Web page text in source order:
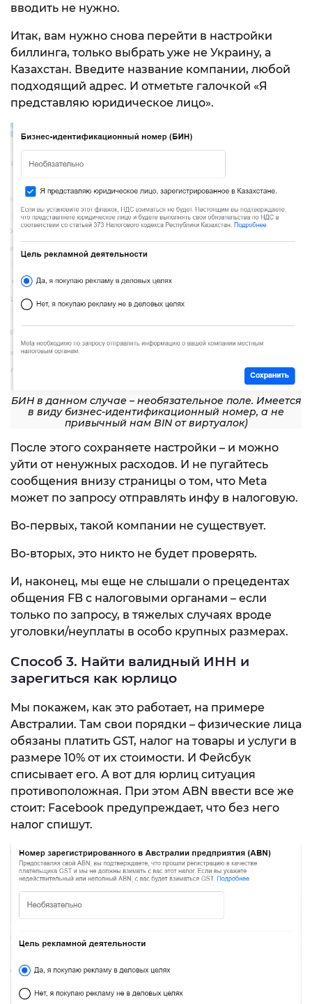
вводить не нужно.
Итак, вам нужно снова перейти в настройки
биллинга, только выбрать уже не Украину, а
Казахстан. Введите название компании, любой
подходящий адрес. И отметьте галочкой «Я
представляю юридическое лицо».
БИН в данном случае – необязательное поле. Имеется
в виду бизнес-идентификационный номер, а не
привычный нам BIN от виртуалок)
После этого сохраняете настройки – и можно
уйти от ненужных расходов. И не пугайтесь
сообщения внизу страницы о том, что Meta
может по запросу отправлять инфу в налоговую.
Во-первых, такой компании не существует.
Во-вторых, это никто не будет проверять.
И, наконец, мы еще не слышали о прецедентах
общения FB с налоговыми органами – если
только по запросу, в тяжелых случаях вроде
уголовки/неуплаты в особо крупных размерах.
Способ 3. Найти валидный ИНН и
зарегиться как юрлицо
Мы покажем, как это работает, на примере
Австралии. Там свои порядки – физические лица
обязаны платить GST, налог на товары и услуги в
размере 10% от их стоимости. И Фейсбук
списывает его. А вот для юрлиц ситуация
противоположная. При этом ABN ввести все же
стоит: Facebook предупреждает, что без него
налог спишут.